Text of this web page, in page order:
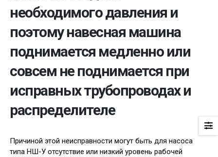
необходимого давления и
поэтому навесная машина
поднимается медленно или
совсем не поднимается при
исправных трубопроводах и
распределителе
Причиной этой неисправности могут быть для насоса
типа НШ-У отсутствие или низкий уровень рабочей